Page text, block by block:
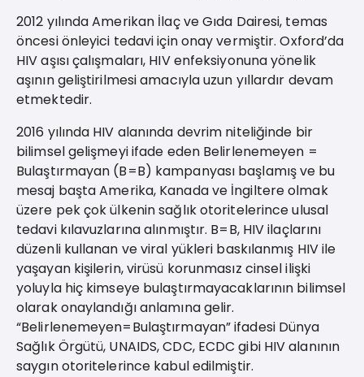
2012 yılında Amerikan İlaç ve Gıda Dairesi, temas
öncesi önleyici tedavi için onay vermiştir. Oxford’da
HIV aşısı çalışmaları, HIV enfeksiyonuna yönelik
aşının geliştirilmesi amacıyla uzun yıllardır devam
etmektedir.
2016 yılında HIV alanında devrim niteliğinde bir
bilimsel gelişmeyi ifade eden Belirlenemeyen =
Bulaştırmayan (B=B) kampanyası başlamış ve bu
mesaj başta Amerika, Kanada ve İngiltere olmak
üzere pek çok ülkenin sağlık otoritelerince ulusal
tedavi kılavuzlarına alınmıştır. B=B, HIV ilaçlarını
düzenli kullanan ve viral yükleri baskılanmış HIV ile
yaşayan kişilerin, virüsü korunmasız cinsel ilişki
yoluyla hiç kimseye bulaştırmayacaklarının bilimsel
olarak onaylandığı anlamına gelir.
“Belirlenemeyen=Bulaştırmayan” ifadesi Dünya
Sağlık Örgütü, UNAIDS, CDC, ECDC gibi HIV alanının
saygın otoritelerince kabul edilmiştir.